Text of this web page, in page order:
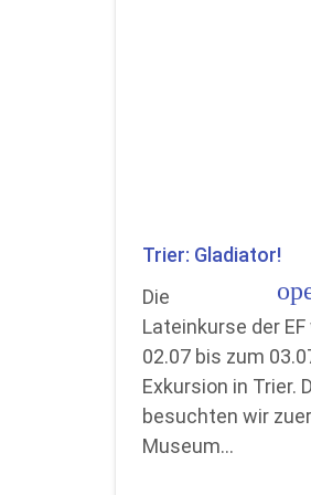
Trier: Gladiator!
Die
Lateinkurse der
02.07 bis zum
Exkursion in Trier.
besuchten wir
Museum…